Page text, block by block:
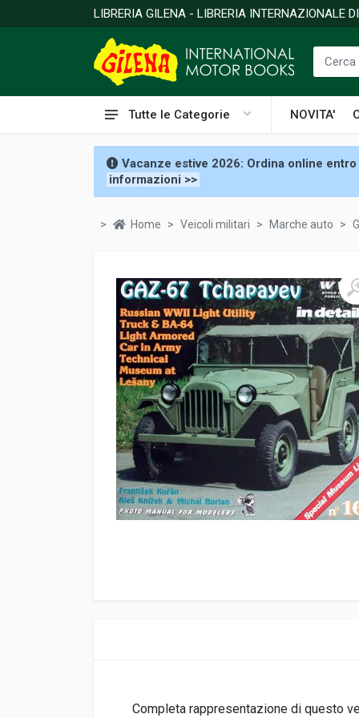
LIBRERIA GILENA - LIBRERIA INTERNAZIONALE
Tutte le Categorie NOVITA'
Vacanze estive 2026: Ordina online
informazioni >>
Home Veicoli militari Marche auto
Completa rappresentazione di questo